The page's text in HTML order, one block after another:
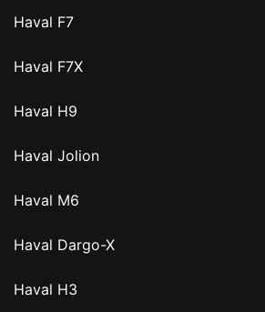
Haval F7
Haval F7X
Haval H9
Haval Jolion
Haval M6
Haval Dargo-X
Haval H3